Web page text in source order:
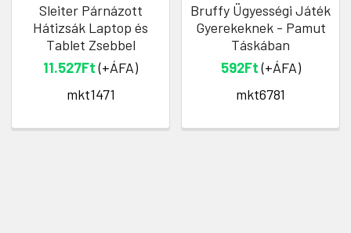
Sleiter Párnázott
Hátizsák Laptop és
Tablet Zsebbel
11.527Ft(+ÁFA)
mkt1471
Bruffy Ügyességi Játék
Gyerekeknek - Pamut
Táskában
592Ft(+ÁFA)
mkt6781